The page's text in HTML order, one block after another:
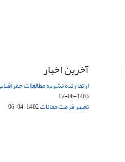
آخرین اخبار
ارتقا رتبه نشریه مطالعات
1403-06-17
تغییر فرمت مقالات1402-04-06